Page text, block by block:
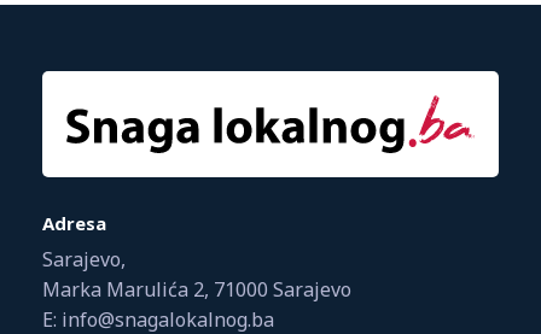
Adresa
Sarajevo,
Marka Marulića 2, 71000 Sarajevo
E: info@snagalokalnog.ba